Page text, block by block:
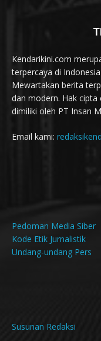
Kendarikini.com
terpercaya di
Mewartakan berita
dan modern. Hak cipta
dimiliki oleh PT Insan
Email kami:
Pedoman Media Siber
Kode Etik Jurnalistik
Undang-undang Pers
Susunan Redaksi